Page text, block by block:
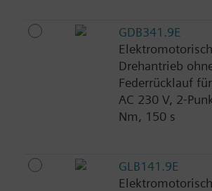
GDB341.9E
Drehantrieb
Federrücklauf
AC 230 V, 2-
Nm, 150 s
GLB141.9E